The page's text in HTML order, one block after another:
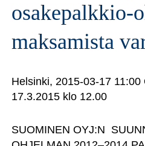
osakepalkkio-
maksamista
Helsinki, 2015-03-17
17.3.2015 klo 12.00
SUOMINEN OYJ:N